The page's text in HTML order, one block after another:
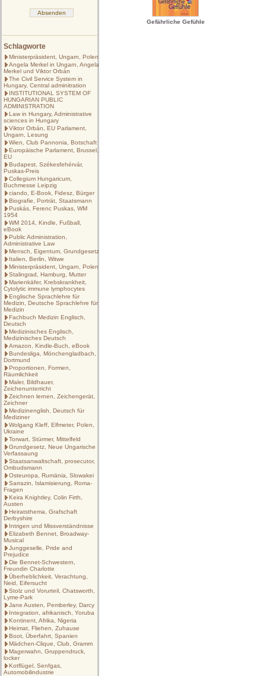
Schlagworte
Ministerpräsident, Ungarn, Polen
Angela Merkel in Ungarn, Angela
Merkel und Viktor Orbán
The Civil Service System in
Hungary, Central adminitration
INSTITUTIONAL SYSTEM OF
HUNGARIAN PUBLIC
ADMINISTRATION
Law in Hungary, Administrative
sciences in Hungary
Viktor Orbán, EU Parlament,
Ungarn, Lesung
Wien, Club Pannonia, Botschaft
Europäische Parlament, Brussel,
EU
Budapest, Székesfehérvár,
Puskas-Preis
Collegium Hungaricum,
Buchmesse Leipzig
ciando, E-Book, Fidesz, Bürger
Biografie, Porträt, Staatsmann
Puskás, Ferenc Puskas, WM
1954
WM 2014, Kindle, Fußball,
eBook
Public Administration,
Administrative Law
Mensch, Eigentum, Grundgesetz
Italien, Berlin, Witwe
Ministerpräsident, Ungarn, Polen
Stalingrad, Hamburg, Mutter
Marienkäfer, Krebskrankheit,
Cytolytic immune lymphocytes
Englische Sprachlehre für
Medizin, Deutsche Sprachlehre für
Medizin
Fachbuch Medizin Englisch,
Deutsch
Medizinisches Englisch,
Medizinisches Deutsch
Amazon, Kindle-Buch, eBook
Bundesliga, Mönchengladbach,
Dortmund
Proportionen, Formen,
Räumlichkeit
Maler, Bildhauer,
Zeichenunterricht
Zeichnen lernen, Zeichengerät,
Zeichner
Medizinenglish, Deutsch für
Mediziner
Wolgang Kleff, Elfmeter, Polen,
Ukraine
Torwart, Stürmer, Mittelfeld
Grundgesetz, Neue Ungarische
Verfassaung
Staatsanwaltschaft, prosecutor,
Ombudsmann
Osteuropa, Rumänia, Slowakei
Sarrazin, Islamisierung, Roma-
Fragen
Keira Knightley, Colin Firth,
Austen
Heiratsthema, Grafschaft
Derbyshire
Intrigen und Missverständnisse
Elizabeth Bennet, Broadway-
Musical
Junggeselle, Pride and
Prejudice
Die Bennet-Schwestern,
Freundin Charlotte
Überheblichkeit, Verachtung,
Neid, Eifersucht
Stolz und Vorurteil, Chatsworth,
Lyme-Park
Jane Austen, Pemberley, Darcy
Integration, afrikanisch, Yoruba
Kontinent, Afrika, Nigeria
Heimat, Fliehen, Zuhause
Boot, Überfahrt, Spanien
Mädchen-Clique, Club, Gramm
Magerwahn, Gruppendruck,
locker
Kotflügel, Senfgas,
Automobilindustrie
Gefährliche Gefühle